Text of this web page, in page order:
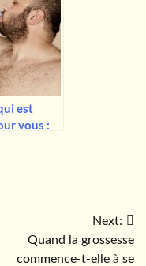
est
vous :
Next:
Quand la grossesse
commence-t-elle à se